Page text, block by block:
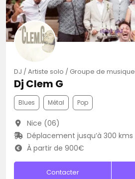
DJ / Artiste solo / Groupe de musique
Dj Clem G
Blues Métal Pop
Nice (06)
Déplacement jusqu’à 300 kms
À partir de 900€
Contacter